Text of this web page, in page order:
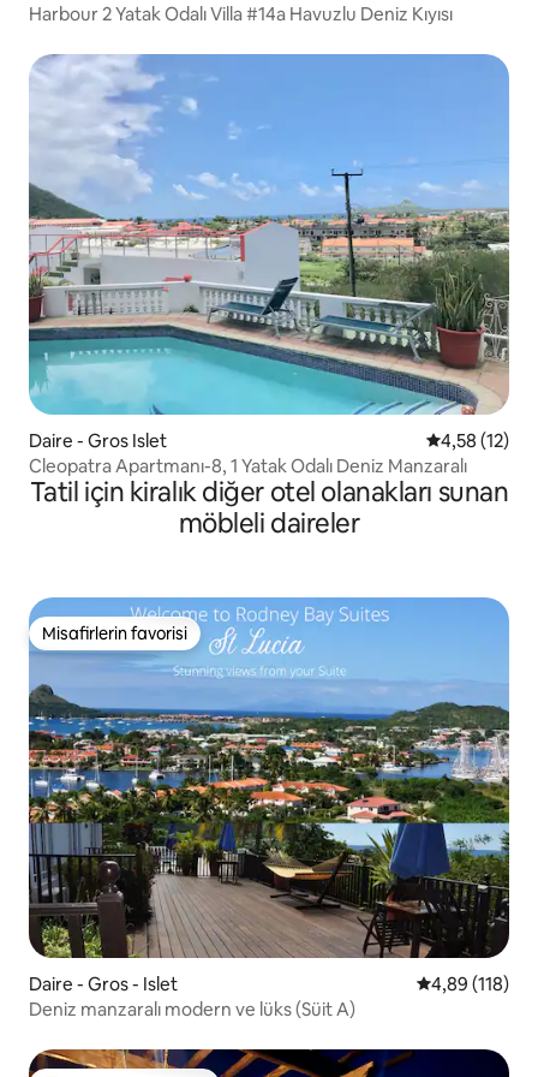
Harbour 2 Yatak Odalı Villa #14a Havuzlu Deniz Kıyısı
Daire - Gros Islet 5 üzerinden
4,58 (12)
Cleopatra Apartmanı-8, 1 Yatak Odalı Deniz Manzaralı
Tatil için kiralık diğer otel olanakları sunan
möbleli daireler
Misafirlerin favorisi
Misafirlerin favorisi
Daire - Gros - Islet 5 üzerinden
4,89 (118)
Deniz manzaralı modern ve lüks (Süit A)